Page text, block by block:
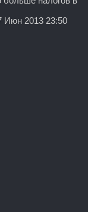
Июн 2013 23:50